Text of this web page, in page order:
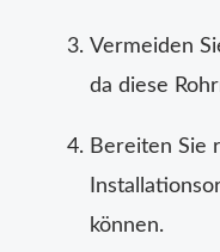
Vermeiden
da diese
Bereiten Sie
können.